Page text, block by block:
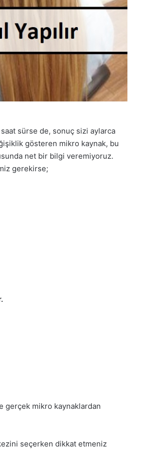
sürse de, sonuç sizi aylarca
gösteren mikro kaynak, bu
net bir bilgi veremiyoruz.
gerekirse;
gerçek mikro kaynaklardan
seçerken dikkat etmeniz